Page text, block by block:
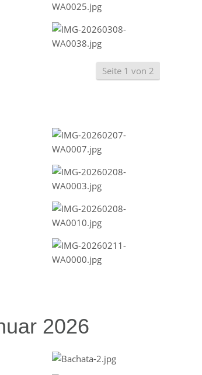
Seite 1 von 2
2026